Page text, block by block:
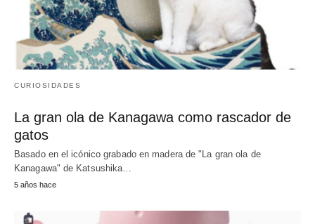
CURIOSIDADES
La gran ola de Kanagawa como rascador de
gatos
Basado en el icónico grabado en madera de "La gran ola de
Kanagawa" de Katsushika…
5 años hace